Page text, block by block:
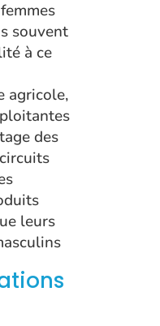
souvent
à ce
agricole,
des
leurs